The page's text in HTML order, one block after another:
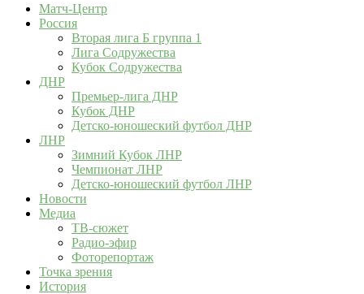
Матч-Центр
Россия
Вторая лига Б группа 1
Лига Содружества
Кубок Содружества
ДНР
Премьер-лига ДНР
Кубок ДНР
Детско-юношеский футбол ДНР
ЛНР
Зимний Кубок ЛНР
Чемпионат ЛНР
Детско-юношеский футбол ЛНР
Новости
Медиа
ТВ-сюжет
Радио-эфир
Фоторепортаж
Точка зрения
История